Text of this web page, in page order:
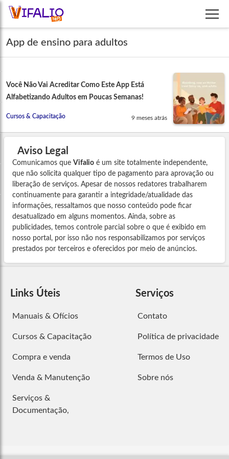
App de ensino para adultos
Você Não Vai Acreditar Como Este App Está
Alfabetizando Adultos em Poucas Semanas!
Cursos & Capacitação 9 meses atrás
Aviso Legal
Comunicamos que Vifalio é um site totalmente independente,
que não solicita qualquer tipo de pagamento para aprovação ou
liberação de serviços. Apesar de nossos redatores trabalharem
continuamente para garantir a integridade/atualidade das
informações, ressaltamos que nosso conteúdo pode ficar
desatualizado em alguns momentos. Ainda, sobre as
publicidades, temos controle parcial sobre o que é exibido em
nosso portal, por isso não nos responsabilizamos por serviços
prestados por terceiros e oferecidos por meio de anúncios.
Links Úteis
Manuais & Ofícios
Cursos & Capacitação
Compra e venda
Venda & Manutenção
Serviços &
Documentação,
Serviços
Contato
Política de privacidade
Termos de Uso
Sobre nós